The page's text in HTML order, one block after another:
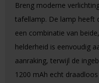
Breng moderne
tafellamp. De lamp heeft
een combinatie van
helderheid is eenvoudig
aanraking, terwijl de
1200 mAh echt